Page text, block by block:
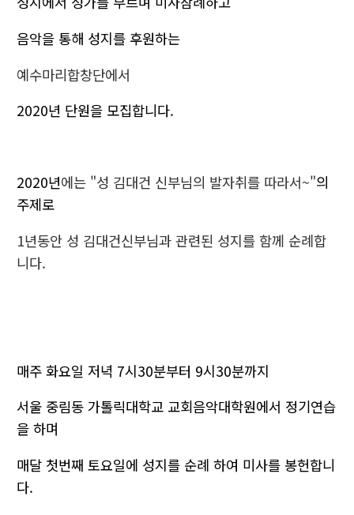
음악을 통해 성지를 후원하는
예수마리합창단에서
2020년 단원을 모집합니다.
2020년에는 "성 김대건 신부님의 발자취를 따라서~"의
주제로
1년동안 성 김대건신부님과 관련된 성지를 함께 순례합
니다.
매주 화요일 저녁 7시30분부터 9시30분까지
서울 중림동 가톨릭대학교 교회음악대학원에서 정기연습
을 하며
매달 첫번째 토요일에 성지를 순례 하여 미사를 봉헌합니
다.